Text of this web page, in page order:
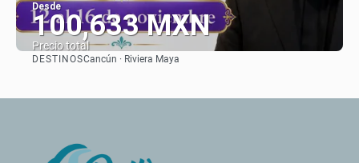
Desde
100,633 MXN
Precio total
Ver
DESTINOSCancún · Riviera Maya